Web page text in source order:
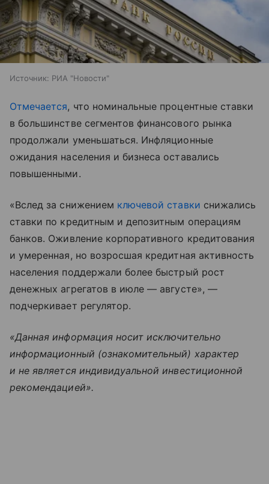
Источник: РИА "Новости"
Отмечается, что номинальные процентные ставки
в большинстве сегментов финансового рынка
продолжали уменьшаться. Инфляционные
ожидания населения и бизнеса оставались
повышенными.
«Вслед за снижением ключевой ставки снижались
ставки по кредитным и депозитным операциям
банков. Оживление корпоративного кредитования
и умеренная, но возросшая кредитная активность
населения поддержали более быстрый рост
денежных агрегатов в июле — августе», —
подчеркивает регулятор.
«Данная информация носит исключительно
информационный (ознакомительный) характер
и не является индивидуальной инвестиционной
рекомендацией».